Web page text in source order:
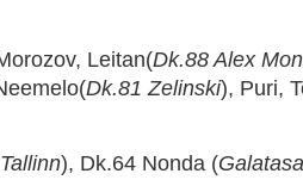
Leitan(Dk.88 Alex
Dk.81 Zelinski), Puri,
), Dk.64 Nonda (